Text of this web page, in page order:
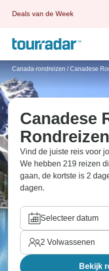
Deals van de Week
Canada-rondreizen / Canadese
Canadese
Rondreizen
Vind de juiste reis voor
We hebben 219 reizen
gaan, de kortste is 2
dagen.
Selecteer datum
2 Volwassenen
Bekijk